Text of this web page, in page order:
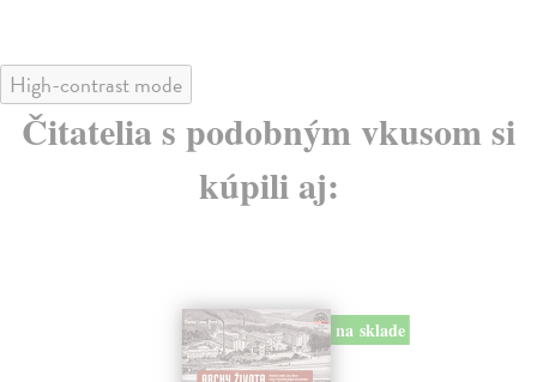
High-contrast mode
Čitatelia s podobným vkusom si
kúpili aj:
na sklade